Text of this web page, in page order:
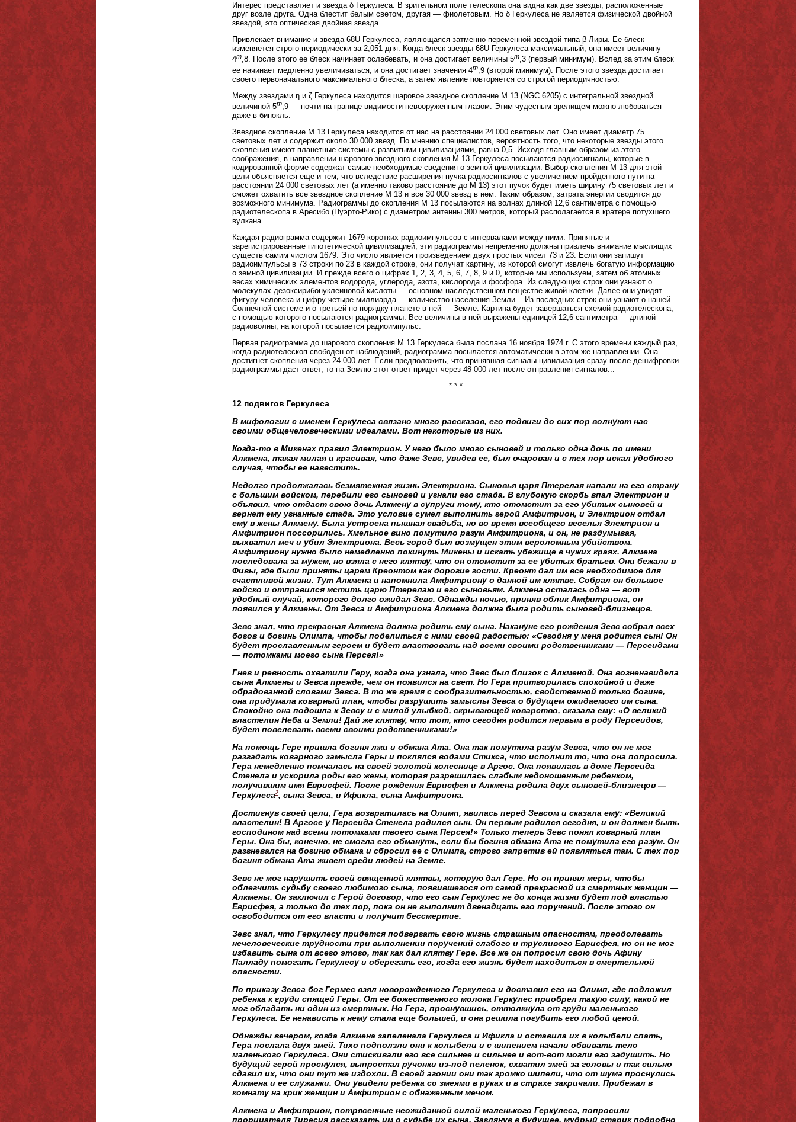
Интерес представляет и звезда δ Геркулеса. В зрительном поле телескопа она видна как две звезды, расположенные
друг возле друга. Одна блестит белым светом, другая — фиолетовым. Но δ Геркулеса не является физической двойной
звездой, это оптическая двойная звезда.
Привлекает внимание и звезда 68U Геркулеса, являющаяся затменно-переменной звездой типа β Лиры. Ее блеск
изменяется строго периодически за 2,051 дня. Когда блеск звезды 68U Геркулеса максимальный, она имеет величину
4m,8. После этого ее блеск начинает ослабевать, и она достигает величины 5m,3 (первый минимум). Вслед за этим блеск
ее начинает медленно увеличиваться, и она достигает значения 4m,9 (второй минимум). После этого звезда достигает
своего первоначального максимального блеска, а затем явление повторяется со строгой периодичностью.
Между звездами η и ζ Геркулеса находится шаровое звездное скопление M 13 (NGC 6205) с интегральной звездной
величиной 5m,9 — почти на границе видимости невооруженным глазом. Этим чудесным зрелищем можно любоваться
даже в бинокль.
Звездное скопление M 13 Геркулеса находится от нас на расстоянии 24 000 световых лет. Оно имеет диаметр 75
световых лет и содержит около 30 000 звезд. По мнению специалистов, вероятность того, что некоторые звезды этого
скопления имеют планетные системы с развитыми цивилизациями, равна 0,5. Исходя главным образом из этого
соображения, в направлении шарового звездного скопления M 13 Геркулеса посылаются радиосигналы, которые в
кодированной форме содержат самые необходимые сведения о земной цивилизации. Выбор скопления M 13 для этой
цели объясняется еще и тем, что вследствие расширения пучка радиосигналов с увеличением пройденного пути на
расстоянии 24 000 световых лет (а именно таково расстояние до M 13) этот пучок будет иметь ширину 75 световых лет и
сможет охватить все звездное скопление M 13 и все 30 000 звезд в нем. Таким образом, затрата энергии сводится до
возможного минимума. Радиограммы до скопления M 13 посылаются на волнах длиной 12,6 сантиметра с помощью
радиотелескопа в Аресибо (Пуэрто-Рико) с диаметром антенны 300 метров, который располагается в кратере потухшего
вулкана.
Каждая радиограмма содержит 1679 коротких радиоимпульсов с интервалами между ними. Принятые и
зарегистрированные гипотетической цивилизацией, эти радиограммы непременно должны привлечь внимание мыслящих
существ самим числом 1679. Это число является произведением двух простых чисел 73 и 23. Если они запишут
радиоимпульсы в 73 строки по 23 в каждой строке, они получат картину, из которой смогут извлечь богатую информацию
о земной цивилизации. И прежде всего о цифрах 1, 2, 3, 4, 5, 6, 7, 8, 9 и 0, которые мы используем, затем об атомных
весах химических элементов водорода, углерода, азота, кислорода и фосфора. Из следующих строк они узнают о
молекулах дезоксирибонуклеиновой кислоты — основном наследственном веществе живой клетки. Далее они увидят
фигуру человека и цифру четыре миллиарда — количество населения Земли... Из последних строк они узнают о нашей
Солнечной системе и о третьей по порядку планете в ней — Земле. Картина будет завершаться схемой радиотелескопа,
с помощью которого посылаются радиограммы. Все величины в ней выражены единицей 12,6 сантиметра — длиной
радиоволны, на которой посылается радиоимпульс.
Первая радиограмма до шарового скопления M 13 Геркулеса была послана 16 ноября 1974 г. С этого времени каждый раз,
когда радиотелескоп свободен от наблюдений, радиограмма посылается автоматически в этом же направлении. Она
достигнет скопления через 24 000 лет. Если предположить, что принявшая сигналы цивилизация сразу после дешифровки
радиограммы даст ответ, то на Землю этот ответ придет через 48 000 лет после отправления сигналов...
* * *
12 подвигов Геркулеса
В мифологии с именем Геркулеса связано много рассказов, его подвиги до сих пор волнуют нас
своими общечеловеческими идеалами. Вот некоторые из них.
Когда-то в Микенах правил Электрион. У него было много сыновей и только одна дочь по имени
Алкмена, такая милая и красивая, что даже Зевс, увидев ее, был очарован и с тех пор искал удобного
случая, чтобы ее навестить.
Недолго продолжалась безмятежная жизнь Электриона. Сыновья царя Птерелая напали на его страну
с большим войском, перебили его сыновей и угнали его стада. В глубокую скорбь впал Электрион и
объявил, что отдаст свою дочь Алкмену в супруги тому, кто отомстит за его убитых сыновей и
вернет ему угнанные стада. Это условие сумел выполнить герой Амфитрион, и Электрион отдал
ему в жены Алкмену. Была устроена пышная свадьба, но во время всеобщего веселья Электрион и
Амфитрион поссорились. Хмельное вино помутило разум Амфитриона, и он, не раздумывая,
выхватил меч и убил Электриона. Весь город был возмущен этим вероломным убийством.
Амфитриону нужно было немедленно покинуть Микены и искать убежище в чужих краях. Алкмена
последовала за мужем, но взяла с него клятву, что он отомстит за ее убитых братьев. Они бежали в
Фивы, где были приняты царем Креонтом как дорогие гости. Креонт дал им все необходимое для
счастливой жизни. Тут Алкмена и напомнила Амфитриону о данной им клятве. Собрал он большое
войско и отправился мстить царю Птерелаю и его сыновьям. Алкмена осталась одна — вот
удобный случай, которого долго ожидал Зевс. Однажды ночью, приняв облик Амфитриона, он
появился у Алкмены. От Зевса и Амфитриона Алкмена должна была родить сыновей-близнецов.
Зевс знал, что прекрасная Алкмена должна родить ему сына. Накануне его рождения Зевс собрал всех
богов и богинь Олимпа, чтобы поделиться с ними своей радостью: «Сегодня у меня родится сын! Он
будет прославленным героем и будет властвовать над всеми своими родственниками — Персеидами
— потомками моего сына Персея!»
Гнев и ревность охватили Геру, когда она узнала, что Зевс был близок с Алкменой. Она возненавидела
сына Алкмены и Зевса прежде, чем он появился на свет. Но Гера притворилась спокойной и даже
обрадованной словами Зевса. В то же время с сообразительностью, свойственной только богине,
она придумала коварный план, чтобы разрушить замыслы Зевса о будущем ожидаемого им сына.
Спокойно она подошла к Зевсу и с милой улыбкой, скрывающей коварство, сказала ему: «О великий
властелин Неба и Земли! Дай же клятву, что тот, кто сегодня родится первым в роду Персеидов,
будет повелевать всеми своими родственниками!»
На помощь Гере пришла богиня лжи и обмана Ата. Она так помутила разум Зевса, что он не мог
разгадать коварного замысла Геры и поклялся водами Стикса, что исполнит то, что она попросила.
Гера немедленно помчалась на своей золотой колеснице в Аргос. Она появилась в доме Персеида
Стенела и ускорила роды его жены, которая разрешилась слабым недоношенным ребенком,
получившим имя Еврисфей. После рождения Еврисфея и Алкмена родила двух сыновей-близнецов —
Геркулеса2, сына Зевса, и Ификла, сына Амфитриона.
Достигнув своей цели, Гера возвратилась на Олимп, явилась перед Зевсом и сказала ему: «Великий
властелин! В Аргосе у Персеида Стенела родился сын. Он первым родился сегодня, и он должен быть
господином над всеми потомками твоего сына Персея!» Только теперь Зевс понял коварный план
Геры. Она бы, конечно, не смогла его обмануть, если бы богиня обмана Ата не помутила его разум. Он
разгневался на богиню обмана и сбросил ее с Олимпа, строго запретив ей появляться там. С тех пор
богиня обмана Ата живет среди людей на Земле.
Зевс не мог нарушить своей священной клятвы, которую дал Гере. Но он принял меры, чтобы
облегчить судьбу своего любимого сына, появившегося от самой прекрасной из смертных женщин —
Алкмены. Он заключил с Герой договор, что его сын Геркулес не до конца жизни будет под властью
Еврисфея, а только до тех пор, пока он не выполнит двенадцать его поручений. После этого он
освободится от его власти и получит бессмертие.
Зевс знал, что Геркулесу придется подвергать свою жизнь страшным опасностям, преодолевать
нечеловеческие трудности при выполнении поручений слабого и трусливого Еврисфея, но он не мог
избавить сына от всего этого, так как дал клятву Гере. Все же он попросил свою дочь Афину
Палладу помогать Геркулесу и оберегать его, когда его жизнь будет находиться в смертельной
опасности.
По приказу Зевса бог Гермес взял новорожденного Геркулеса и доставил его на Олимп, где подложил
ребенка к груди спящей Геры. От ее божественного молока Геркулес приобрел такую силу, какой не
мог обладать ни один из смертных. Но Гера, проснувшись, оттолкнула от груди маленького
Геркулеса. Ее ненависть к нему стала еще большей, и она решила погубить его любой ценой.
Однажды вечером, когда Алкмена запеленала Геркулеса и Ификла и оставила их в колыбели спать,
Гера послала двух змей. Тихо подползли они к колыбели и с шипением начали обвивать тело
маленького Геркулеса. Они стискивали его все сильнее и сильнее и вот-вот могли его задушить. Но
будущий герой проснулся, выпростал ручонки из-под пеленок, схватил змей за головы и так сильно
сдавил их, что они тут же издохли. В своей агонии они так громко шипели, что от шума проснулись
Алкмена и ее служанки. Они увидели ребенка со змеями в руках и в страхе закричали. Прибежал в
комнату на крик женщин и Амфитрион с обнаженным мечом.
Алкмена и Амфитрион, потрясенные неожиданной силой маленького Геркулеса, попросили
прорицателя Тиресия рассказать им о судьбе их сына. Заглянув в будущее, мудрый старик подробно